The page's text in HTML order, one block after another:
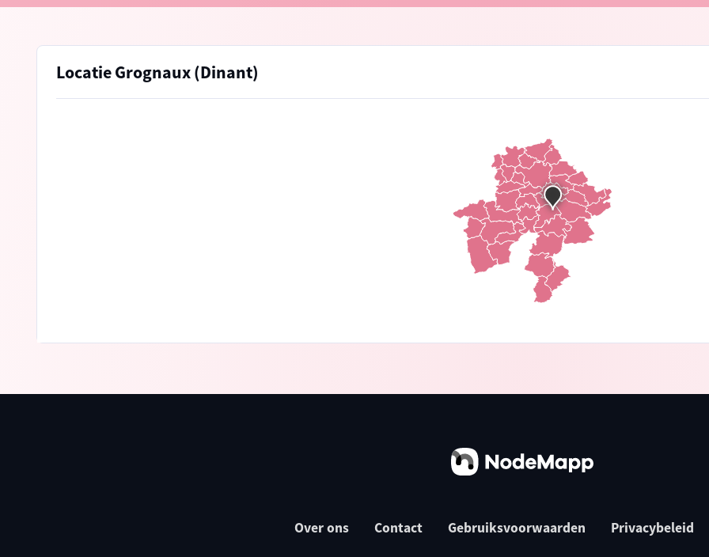
Locatie Grognaux (Dinant)
Over ons Contact Gebruiksvoorwaarden Privacybeleid